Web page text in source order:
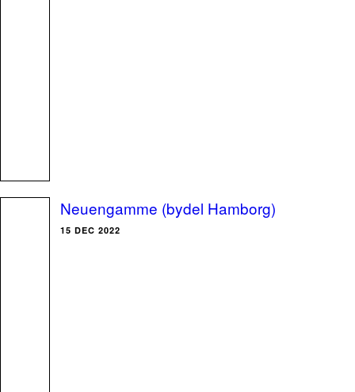
Neuengamme (bydel Hamborg)
15 DEC 2022